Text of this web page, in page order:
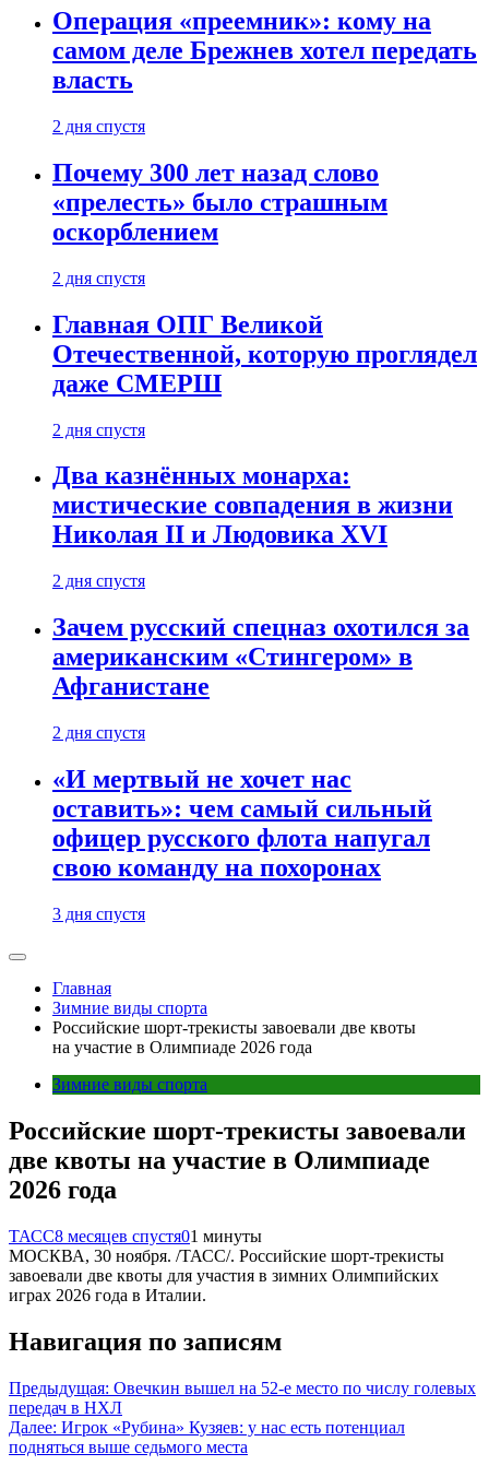
Операция «преемник»: кому на
самом деле Брежнев хотел передать
власть
2 дня спустя
Почему 300 лет назад слово
«прелесть» было страшным
оскорблением
2 дня спустя
Главная ОПГ Великой
Отечественной, которую проглядел
даже СМЕРШ
2 дня спустя
Два казнённых монарха:
мистические совпадения в жизни
Николая II и Людовика XVI
2 дня спустя
Зачем русский спецназ охотился за
американским «Стингером» в
Афганистане
2 дня спустя
«И мертвый не хочет нас
оставить»: чем самый сильный
офицер русского флота напугал
свою команду на похоронах
3 дня спустя
Главная
Зимние виды спорта
Российские шорт-трекисты завоевали две квоты
на участие в Олимпиаде 2026 года
Зимние виды спорта
Российские шорт-трекисты завоевали
две квоты на участие в Олимпиаде
2026 года
ТАСС8 месяцев спустя01 минуты
МОСКВА, 30 ноября. /ТАСС/. Российские шорт-трекисты
завоевали две квоты для участия в зимних Олимпийских
играх 2026 года в Италии.
Навигация по записям
Предыдущая: Овечкин вышел на 52-е место по числу голевых
передач в НХЛ
Далее: Игрок «Рубина» Кузяев: у нас есть потенциал
подняться выше седьмого места